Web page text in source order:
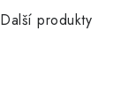
Další produkty